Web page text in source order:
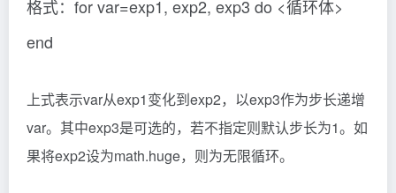
格式：for var=exp1, exp2, exp3 do <循环体>
end
上式表示var从exp1变化到exp2，以exp3作为步长递增
var。其中exp3是可选的，若不指定则默认步长为1。如
果将exp2设为math.huge，则为无限循环。